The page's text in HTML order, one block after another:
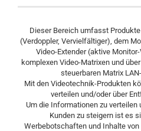
Dieser Bereich umfasst
(Verdoppler, Vervielfältiger), dem
Video-Extender (aktive
komplexen Video-Matrixen und
steuerbaren Matrix
Mit den Videotechnik-Produkten
verteilen und/oder über
Um die Informationen zu
Kunden zu steigern ist es
Werbebotschaften und Inhalte